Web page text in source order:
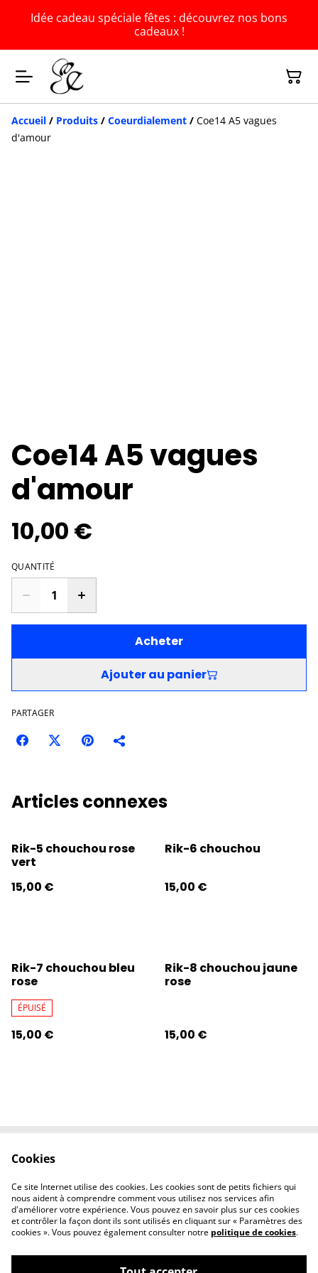
Idée cadeau spéciale fêtes : découvrez nos bons
cadeaux !
Accueil / Produits / Coeurdialement / Coe14 A5 vagues
d'amour
Coe14 A5 vagues
d'amour
10,00 €
QUANTITÉ
Acheter
Ajouter au panier
PARTAGER
Articles connexes
Rik-5 chouchou rose
vert
15,00 €
Rik-6 chouchou
15,00 €
Rik-7 chouchou bleu
rose
ÉPUISÉ
15,00 €
Rik-8 chouchou jaune
rose
15,00 €
Contactez-nous
Politique de
confidentialité
Politique de
cookies
Cookies
Ce site Internet utilise des cookies. Les cookies sont de petits fichiers qui
nous aident à comprendre comment vous utilisez nos services afin
d'améliorer votre expérience. Vous pouvez en savoir plus sur ces cookies
et contrôler la façon dont ils sont utilisés en cliquant sur « Paramètres des
cookies ». Vous pouvez également consulter notre politique de cookies.